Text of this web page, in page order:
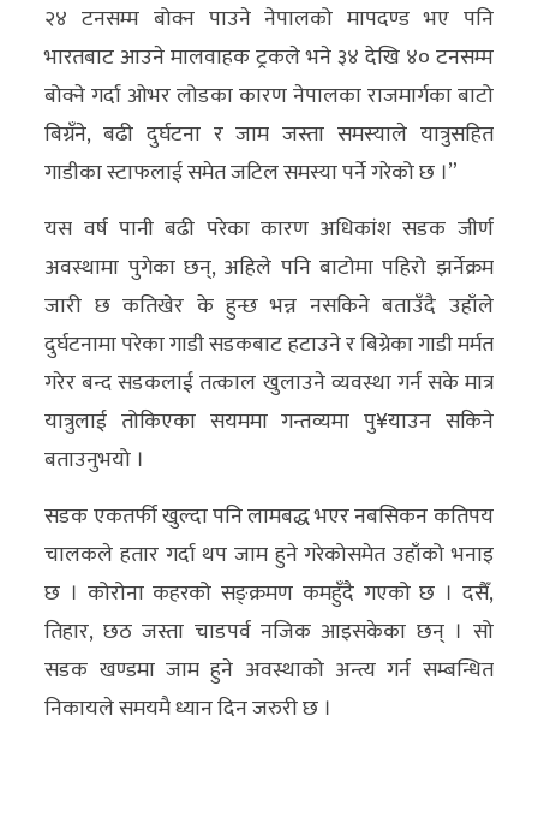
२४ टनसम्म बोक्न पाउने नेपालको मापदण्ड भए पनि
भारतबाट आउने मालवाहक ट्रकले भने ३४ देखि ४० टनसम्म
बोक्ने गर्दा ओभर लोडका कारण नेपालका राजमार्गका बाटो
बिग्रँने, बढी दुर्घटना र जाम जस्ता समस्याले यात्रुसहित
गाडीका स्टाफलाई समेत जटिल समस्या पर्ने गरेको छ ।”
यस वर्ष पानी बढी परेका कारण अधिकांश सडक जीर्ण
अवस्थामा पुगेका छन्, अहिले पनि बाटोमा पहिरो झर्नेक्रम
जारी छ कतिखेर के हुन्छ भन्न नसकिने बताउँदै उहाँले
दुर्घटनामा परेका गाडी सडकबाट हटाउने र बिग्रेका गाडी मर्मत
गरेर बन्द सडकलाई तत्काल खुलाउने व्यवस्था गर्न सके मात्र
यात्रुलाई तोकिएका सयममा गन्तव्यमा पु¥याउन सकिने
बताउनुभयो ।
सडक एकतर्फी खुल्दा पनि लामबद्ध भएर नबसिकन कतिपय
चालकले हतार गर्दा थप जाम हुने गरेकोसमेत उहाँको भनाइ
छ । कोरोना कहरको सङ्क्रमण कमहुँदै गएको छ । दसैँ,
तिहार, छठ जस्ता चाडपर्व नजिक आइसकेका छन् । सो
सडक खण्डमा जाम हुने अवस्थाको अन्त्य गर्न सम्बन्धित
निकायले समयमै ध्यान दिन जरुरी छ ।